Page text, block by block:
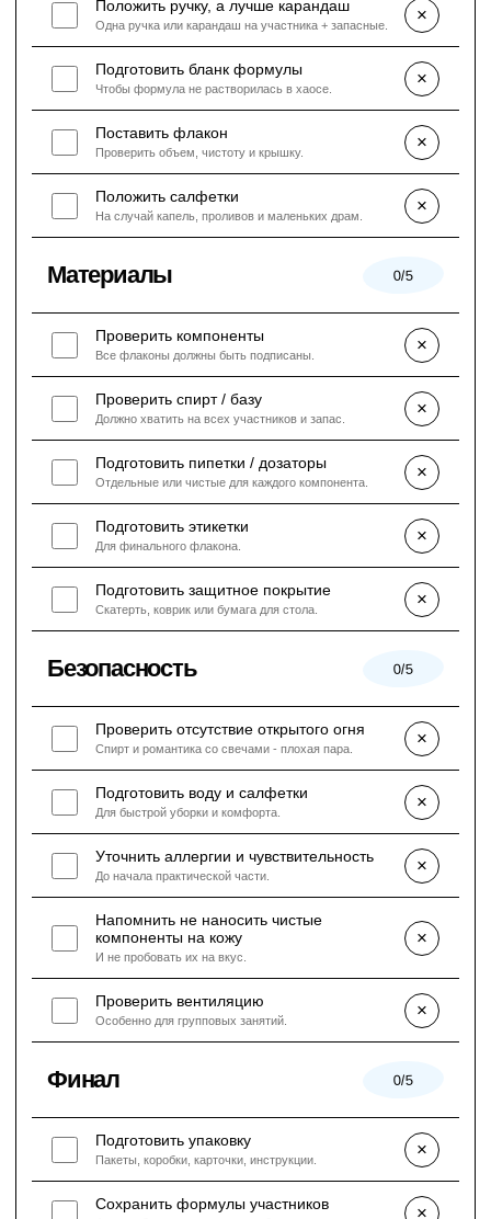
Положить ручку, а лучше карандаш
Одна ручка или карандаш на участника + запасные. ×
Подготовить бланк формулы
Чтобы формула не растворилась в хаосе. ×
Поставить флакон
Проверить объем, чистоту и крышку. ×
Положить салфетки
На случай капель, проливов и маленьких драм. ×
Материалы 0/5
Проверить компоненты
Все флаконы должны быть подписаны. ×
Проверить спирт / базу
Должно хватить на всех участников и запас. ×
Подготовить пипетки / дозаторы
Отдельные или чистые для каждого компонента. ×
Подготовить этикетки
Для финального флакона. ×
Подготовить защитное покрытие
Скатерть, коврик или бумага для стола. ×
Безопасность 0/5
Проверить отсутствие открытого огня
Спирт и романтика со свечами - плохая пара. ×
Подготовить воду и салфетки
Для быстрой уборки и комфорта. ×
Уточнить аллергии и чувствительность
До начала практической части. ×
Напомнить не наносить чистые
компоненты на кожу
И не пробовать их на вкус.
×
Проверить вентиляцию
Особенно для групповых занятий. ×
Финал 0/5
Подготовить упаковку
Пакеты, коробки, карточки, инструкции. ×
Сохранить формулы участников ×